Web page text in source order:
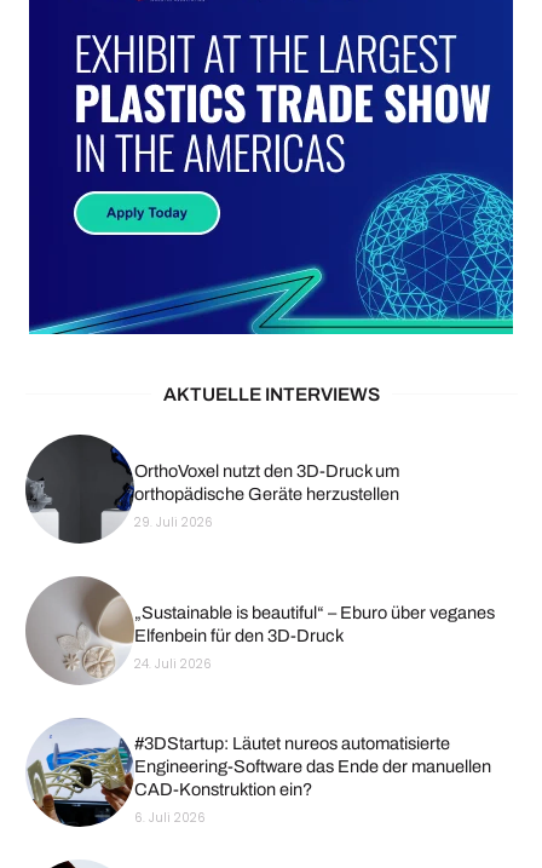
AKTUELLE INTERVIEWS
OrthoVoxel nutzt den 3D-Druck um
orthopädische Geräte herzustellen
29. Juli 2026
„Sustainable is beautiful“ – Eburo über veganes
Elfenbein für den 3D-Druck
24. Juli 2026
#3DStartup: Läutet nureos automatisierte
Engineering-Software das Ende der manuellen
CAD-Konstruktion ein?
6. Juli 2026